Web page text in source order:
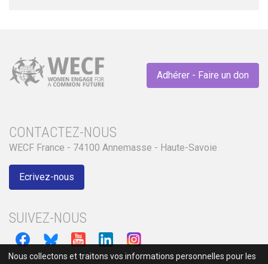
Adhérer - Faire un don
CONTACTEZ-NOUS
WECF France - 74100 Annemasse - Haute-Savoie
Ecrivez-nous
SUIVEZ-NOUS
Nous collectons et traitons vos informations personnelles pour les